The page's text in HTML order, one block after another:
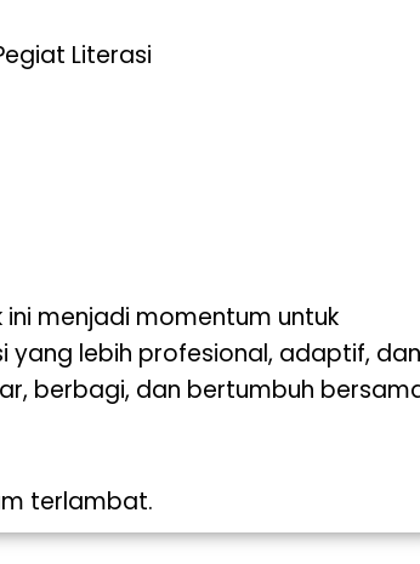
Literasi
menjadi momentum untuk
lebih profesional, adaptif, dan
berbagi, dan bertumbuh
terlambat.